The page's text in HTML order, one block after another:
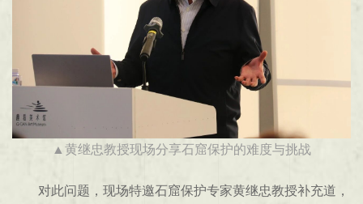
▲黄继忠教授现场分享石窟保护的难度与挑战
对此问题，现场特邀石窟保护专家黄继忠教授补充道，